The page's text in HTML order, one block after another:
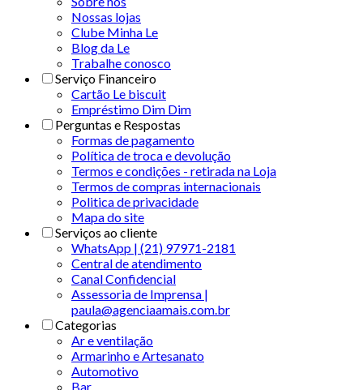
Nossas lojas
Clube Minha Le
Blog da Le
Trabalhe conosco
Serviço Financeiro
Cartão Le biscuit
Empréstimo Dim Dim
Perguntas e Respostas
Formas de pagamento
Política de troca e devolução
Termos e condições - retirada na Loja
Termos de compras internacionais
Politica de privacidade
Mapa do site
Serviços ao cliente
WhatsApp | (21) 97971-2181
Central de atendimento
Canal Confidencial
Assessoria de Imprensa |
paula@agenciaamais.com.br
Categorias
Ar e ventilação
Armarinho e Artesanato
Automotivo
Bar